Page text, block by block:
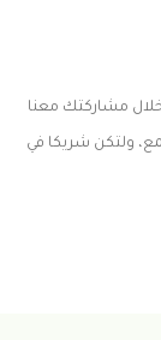
مشاركتك معنا
ولتكن شريكا في